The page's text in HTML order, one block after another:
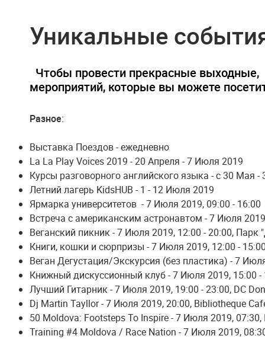
Уникальные
Чтобы провести прекрасные
мероприятий, которые вы можете
Разное:
Выставка Поездов - ежедневно
La La Play Voices 2019 - 20 Апреля - 7 Июля 2019
Курсы разговорного английского языка - c 30 Мая -
Летний лагерь KidsHUB - 1 - 12 Июля 2019
Ярмарка университетов - 7 Июля 2019, 09:00 - 16:00
Встреча с американским астронавтом - 7 Июля
Веганский пикник - 7 Июля 2019, 12:00 - 20:00, Парк
Книги, кошки и сюрпризы - 7 Июля 2019, 12:00 -
Веган Дегустация/Экскурсия (без пластика) - 7
Книжный дискуссионный клуб - 7 Июля 2019, 15:00 -
Лучший Гитарник - 7 Июля 2019, 19:00 - 23:00, DC
Dj Martin Tayllor - 7 Июля 2019, 20:00, Bibliotheque
50 Moldova: Footsteps To Inspire - 7 Июля 2019,
Training #4 Moldova / Race Nation - 7 Июля 2019,